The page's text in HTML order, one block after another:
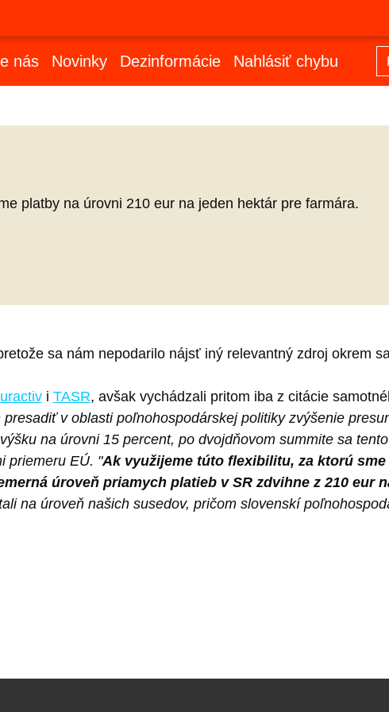
nás Novinky Dezinformácie Nahlásiť chybu
platby na úrovni 210 eur na jeden hektár pre farmára.
sa nám nepodarilo nájsť iný relevantný zdroj okrem
i TASR, avšak vychádzali pritom iba z citácie
v oblasti poľnohospodárskej politiky zvýšenie
na úrovni 15 percent, po dvojdňovom summite sa
priemeru EÚ. "Ak využijeme túto flexibilitu, za ktorú
úroveň priamych platieb v SR zdvihne z 210 eur
na úroveň našich susedov, pričom slovenskí